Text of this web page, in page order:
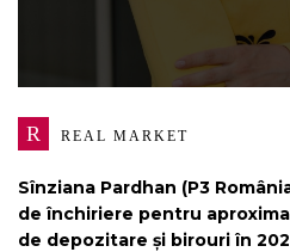
R REAL MARKET
Sînziana Pardhan (P3
de închiriere pentru
de depozitare și birouri în